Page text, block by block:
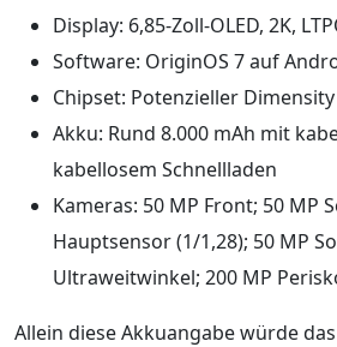
Display: 6,85-Zoll-OLED, 2K,
Software: OriginOS 7 auf
Chipset: Potenzieller
Akku: Rund 8.000 mAh mit
kabellosem Schnellladen
Kameras: 50 MP Front; 50 MP
Hauptsensor (1/1,28); 50 MP
Ultraweitwinkel; 200 MP
Allein diese Akkuangabe würde